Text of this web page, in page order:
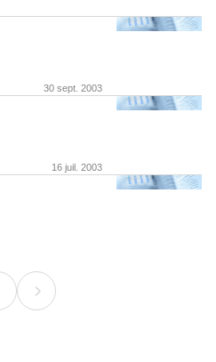
30 sept. 2003
16 juil. 2003